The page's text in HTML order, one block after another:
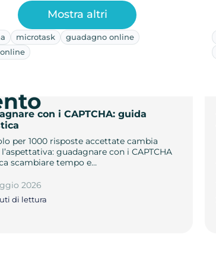
microtask
guadagno online
con i CAPTCHA: guida
per 1000 risposte accettate cambia
guadagnare con i CAPTCHA
scambiare tempo e…
2026
di lettura
Mostra altri